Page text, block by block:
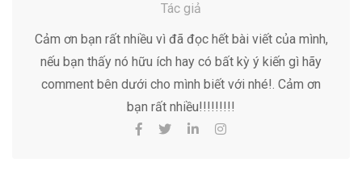
Tác giả
Cảm ơn bạn rất nhiều vì đã đọc hết bài viết của mình,
nếu bạn thấy nó hữu ích hay có bất kỳ ý kiến gì hãy
comment bên dưới cho mình biết với nhé!. Cảm ơn
bạn rất nhiều!!!!!!!!!